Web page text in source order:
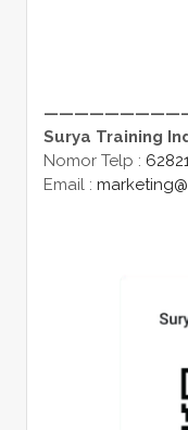
Surya Training
Nomor Telp :
Email :